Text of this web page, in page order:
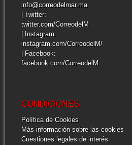
info@correodelmar.ma
| Twitter:
twitter.com/CorreodelM
| Instagram:
instagram.com/CorreodelM/
| Facebook:
facebook.com/CorreodelM
CONDICIONES
Política de Cookies
Más información sobre las cookies
Cuestiones legales de interés